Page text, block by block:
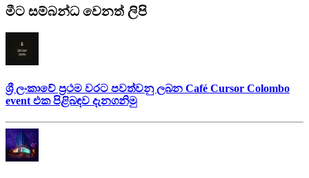
මීට සම්බන්ධ වෙනත් ලිපි
ශ්‍රී ලංකාවේ ප්‍රථම වරට පවත්වනු ලබන Café Cursor Colombo
event එක පිළිබඳව දැනගනිමු